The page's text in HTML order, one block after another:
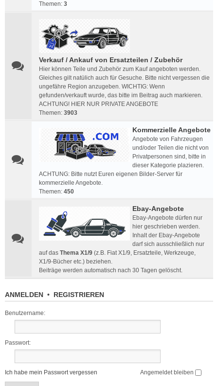
Themen: 3
Verkauf / Ankauf von Ersatzteilen / Zubehör
Hier können Teile und Zubehör zum Kauf angeboten werden.
Gleiches gilt natülich auch für Gesuche. Bitte nicht vergessen die
ungefähre Region anzugeben. WICHTIG: Wenn
gefunden/verkauft wurde, das bitte im Beitrag auch markieren.
ACHTUNG! HIER NUR PRIVATE ANGEBOTE
Themen: 3903
Kommerzielle Angebote
Angebote von Fahrzeugen
und/oder Teilen die nicht von
Privatpersonen sind, bitte in
dieser Kategorie plazieren.
ACHTUNG: Bitte nutzt Euren eigenen Bilder-Server für
kommerzielle Angebote.
Themen: 450
Ebay-Angebote
Ebay-Angebote dürfen nur
hier geschrieben werden.
Inhalt der Ebay-Angebote
darf sich ausschließlich nur
auf das Thema X1/9 (z.B. Fiat X1/9, Ersatzteile, Werkzeuge,
X1/9-Bücher etc.) beziehen.
Beiträge werden automatisch nach 30 Tagen gelöscht.
ANMELDEN • REGISTRIEREN
Benutzername:
Passwort:
Ich habe mein Passwort vergessen Angemeldet bleiben